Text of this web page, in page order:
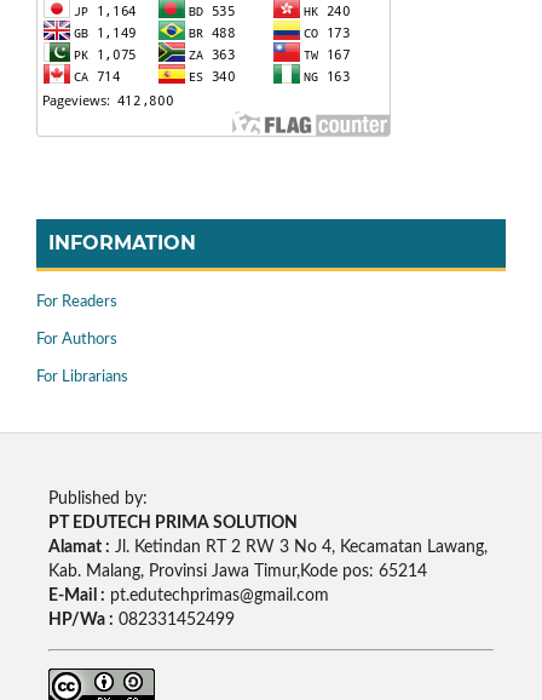
INFORMATION
For Readers
For Authors
For Librarians
Published by:
PT EDUTECH PRIMA SOLUTION
Alamat : Jl. Ketindan RT 2 RW 3 No 4, Kecamatan Lawang,
Kab. Malang, Provinsi Jawa Timur,Kode pos: 65214
E-Mail : pt.edutechprimas@gmail.com
HP/Wa : 082331452499